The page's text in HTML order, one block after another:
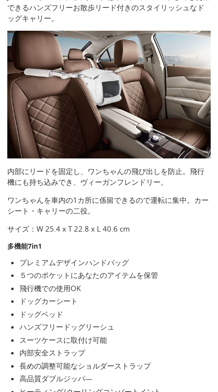
できるハンズフリーお散歩リード付きのスタイリッシュなド
ッグキャリー。
内部にリードを固定し、ワンちゃんの飛び出しを防止。飛行
機にも持ち込みでき、ヴィーガンフレンドリー。
ワンちゃんを車内の1カ所に係留できるので運転に集中。カー
シート・キャリーの二役。
サイズ：W 25.4 x T 22.8 x L 40.6 cm
多機能7in1
プレミアムデザインハンドバッグ
５つのポケットにあなたのアイテムを保管
飛行機での使用OK
ドッグカーシート
ドッグベッド
ハンズフリードッグリーシュ
スーツケースに取付け可能
内部安全ストラップ
長めの調整可能なショルダーストラップ
高品質ダブルジッパ―